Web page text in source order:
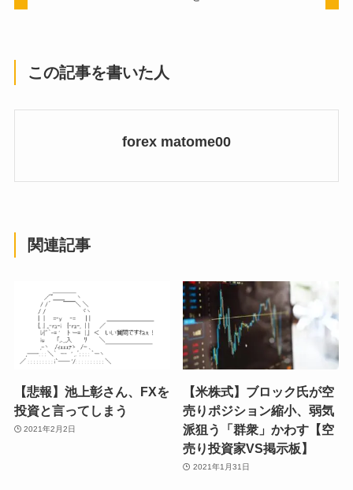
この記事を書いた人
forex matome00
関連記事
【悲報】池上彰さん、FXを
投資と言ってしまう
2021年2月2日
【米株式】ブロック氏が空
売りポジション縮小、弱気
派狙う「群衆」かわす【空
売り投資家VS掲示板】
2021年1月31日